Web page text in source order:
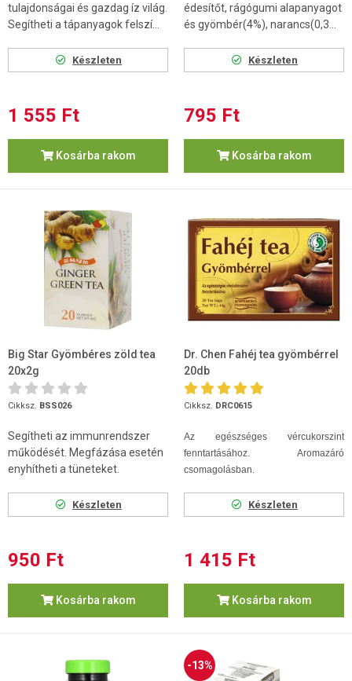
tulajdonságai és gazdag íz világ.
Segítheti a tápanyagok felszí...
Készleten
1 555 Ft
Kosárba rakom
édesítőt, rágógumi alapanyagot
és gyömbér(4%), narancs(0,3...
Készleten
795 Ft
Kosárba rakom
Big Star Gyömbéres zöld tea
20x2g
Cikksz. BSS026
Segítheti az immunrendszer
működését. Megfázása esetén
enyhítheti a tüneteket.
Készleten
950 Ft
Kosárba rakom
Dr. Chen Fahéj tea gyömbérrel
20db
Cikksz. DRC0615
Az egészséges vércukorszint
fenntartásához. Aromazáró
csomagolásban.
Készleten
1 415 Ft
Kosárba rakom
-13%